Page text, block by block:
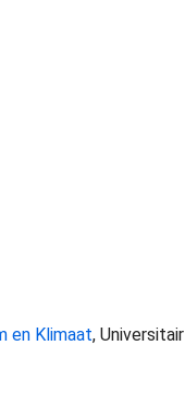
en Klimaat, Universitair